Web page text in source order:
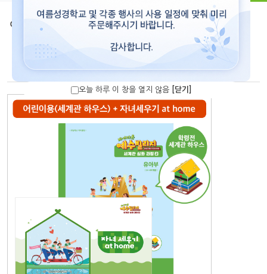
예수빌리지(공과) 세계관 심화 과정 2
(세계관심화과정2)유아부 어린이용(세계관 하우스)+자녀세
우기 at home(24-48개월)-예수빌리지
오늘 하루 이 창을 열지 않음 [닫기]